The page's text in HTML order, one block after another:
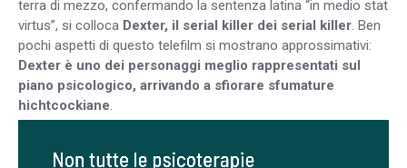
terra di mezzo, confermando la sentenza latina “in medio stat
virtus”, si colloca Dexter, il serial killer dei serial killer. Ben
pochi aspetti di questo telefilm si mostrano approssimativi:
Dexter è uno dei personaggi meglio rappresentati sul
piano psicologico, arrivando a sfiorare sfumature
hichtcockiane.